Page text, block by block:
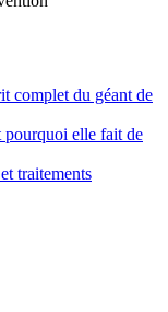
complet du géant de
pourquoi elle fait de
traitements